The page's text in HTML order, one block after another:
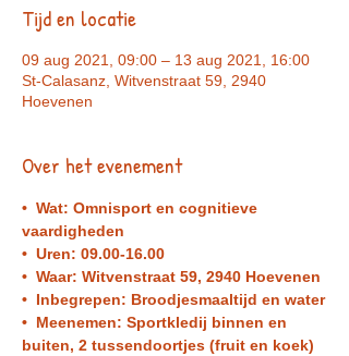
Tijd en locatie
09 aug 2021, 09:00 – 13 aug 2021, 16:00
St-Calasanz, Witvenstraat 59, 2940
Hoevenen
Over het evenement
•  Wat: Omnisport en cognitieve
vaardigheden
•  Uren: 09.00-16.00
•  Waar: Witvenstraat 59, 2940 Hoevenen
•  Inbegrepen: Broodjesmaaltijd en water
•  Meenemen: Sportkledij binnen en
buiten, 2 tussendoortjes (fruit en koek)